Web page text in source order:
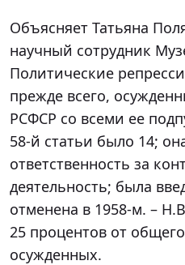
Объясняет Татьяна
научный сотрудник
Политические
прежде всего,
РСФСР со всеми ее
58-й статьи было 14;
ответственность за
деятельность; была
отменена в 1958-м. –
25 процентов от
осужденных.